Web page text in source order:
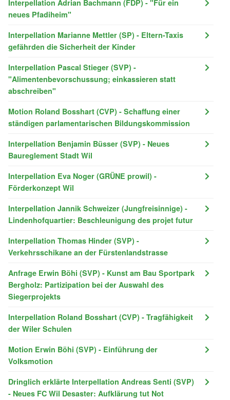
Interpellation Adrian Bachmann (FDP) - "Für ein
neues Pfadiheim"
Interpellation Marianne Mettler (SP) - Eltern-Taxis
gefährden die Sicherheit der Kinder
Interpellation Pascal Stieger (SVP) -
"Alimentenbevorschussung; einkassieren statt
abschreiben"
Motion Roland Bosshart (CVP) - Schaffung einer
ständigen parlamentarischen Bildungskommission
Interpellation Benjamin Büsser (SVP) - Neues
Baureglement Stadt Wil
Interpellation Eva Noger (GRÜNE prowil) -
Förderkonzept Wil
Interpellation Jannik Schweizer (Jungfreisinnige) -
Lindenhofquartier: Beschleunigung des projet futur
Interpellation Thomas Hinder (SVP) -
Verkehrsschikane an der Fürstenlandstrasse
Anfrage Erwin Böhi (SVP) - Kunst am Bau Sportpark
Bergholz: Partizipation bei der Auswahl des
Siegerprojekts
Interpellation Roland Bosshart (CVP) - Tragfähigkeit
der Wiler Schulen
Motion Erwin Böhi (SVP) - Einführung der
Volksmotion
Dringlich erklärte Interpellation Andreas Senti (SVP)
- Neues FC Wil Desaster: Aufklärung tut Not